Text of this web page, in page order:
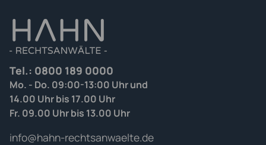
Tel.: 0800 189 0000
Mo. - Do. 09:00-13:00 Uhr und
14.00 Uhr bis 17.00 Uhr
Fr. 09.00 Uhr bis 13.00 Uhr
info@hahn-rechtsanwaelte.de